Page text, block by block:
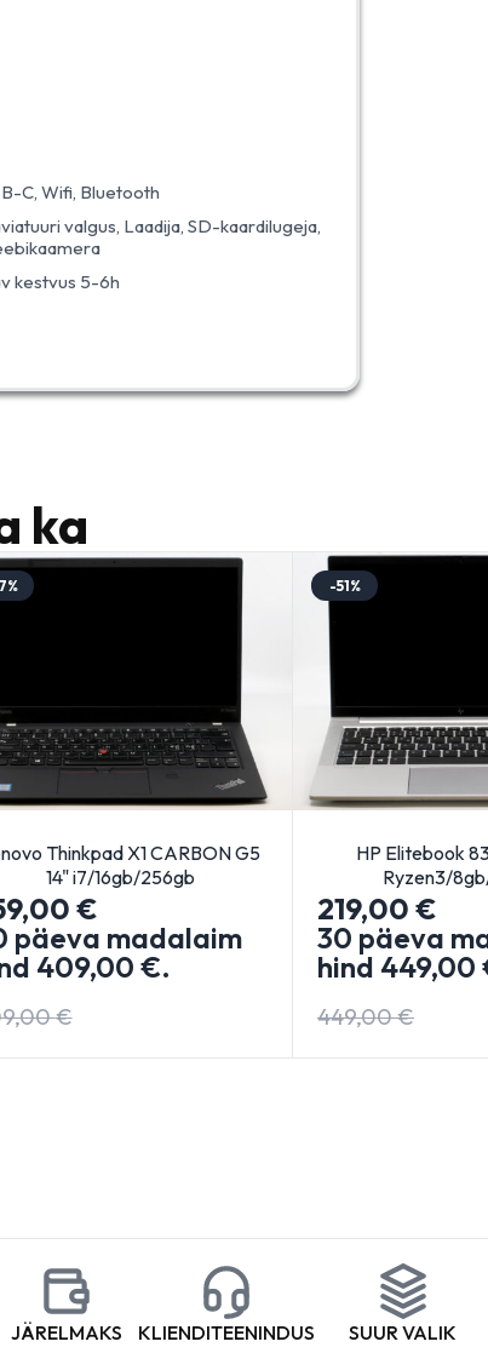
C, Wifi, Bluetooth
valgus, Laadija, SD-kaardilugeja,
kestvus 5-6h
ka
Thinkpad X1 CARBON G5
14" i7/16gb/256gb
€
€
päeva madalaim
409,00 €.
-51%
HP Elitebook
Ryzen3/
449,00€
219,00 €
30 päeva
hind 449,00
JÄRELMAKS KLIENDITEENINDUS SUUR VALIK